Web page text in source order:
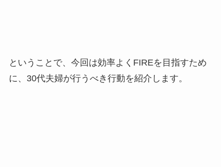
ということで、今回は効率よくFIREを目指すため
に、30代夫婦が行うべき行動を紹介します。